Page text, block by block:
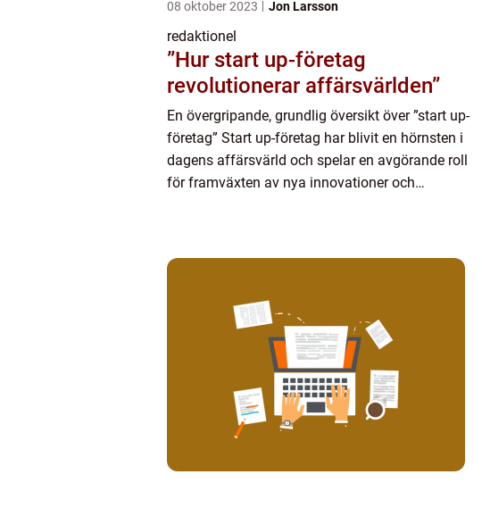
08 oktober 2023 Jon Larsson
redaktionel
”Hur start up-företag
revolutionerar affärsvärlden”
En övergripande, grundlig översikt över ”start up-
företag” Start up-företag har blivit en hörnsten i
dagens affärsvärld och spelar en avgörande roll
för framväxten av nya innovationer och